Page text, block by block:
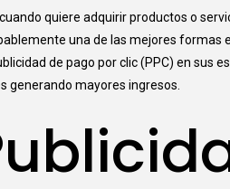
quiere adquirir productos o
una de las mejores formas
de pago por clic (PPC) en sus
generando mayores ingresos.